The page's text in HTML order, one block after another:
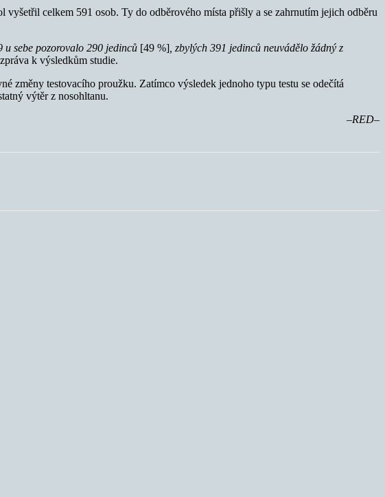
celkem 591 osob. Ty do odběrového místa přišly a se zahrnutím jejich odběru
u sebe pozorovalo 290 jedinců [49 %], zbylých 391 jedinců neuvádělo žádný z
k výsledkům studie.
změny testovacího proužku. Zatímco výsledek jednoho typu testu se odečítá
výtěr z nosohltanu.
–RED–